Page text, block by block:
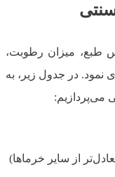
طبع، میزان رطوبت،
نمود. در جدول زیر، به
می‌پردازیم:
از سایر خرماها)